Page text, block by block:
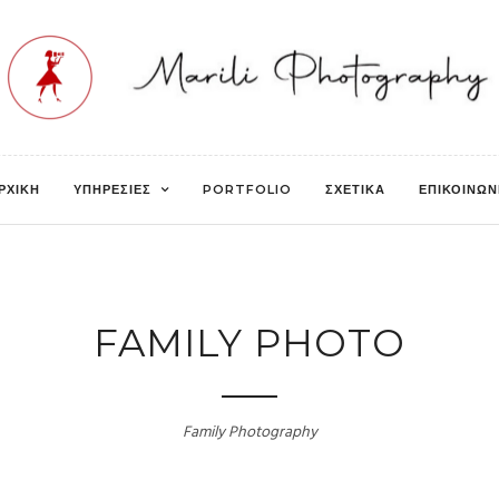
ΥΠΗΡΕΣΙΕΣ PORTFOLIO ΣΧΕΤΙΚΑ
FAMILY PHOTO
Family Photography